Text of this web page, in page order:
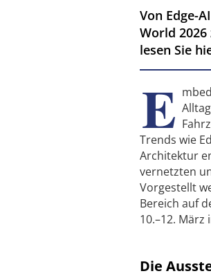
Von Edge-
World
lesen Sie
E
Trends wie
Architektur
vernetzten
Vorgestellt
Bereich auf
10.–12.
Die